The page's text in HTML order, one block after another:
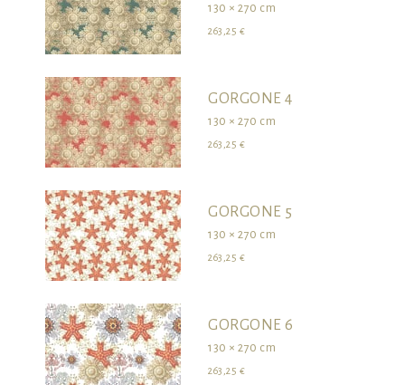
130 × 270 cm
263,25 €
GORGONE 4
130 × 270 cm
263,25 €
GORGONE 5
130 × 270 cm
263,25 €
GORGONE 6
130 × 270 cm
263,25 €